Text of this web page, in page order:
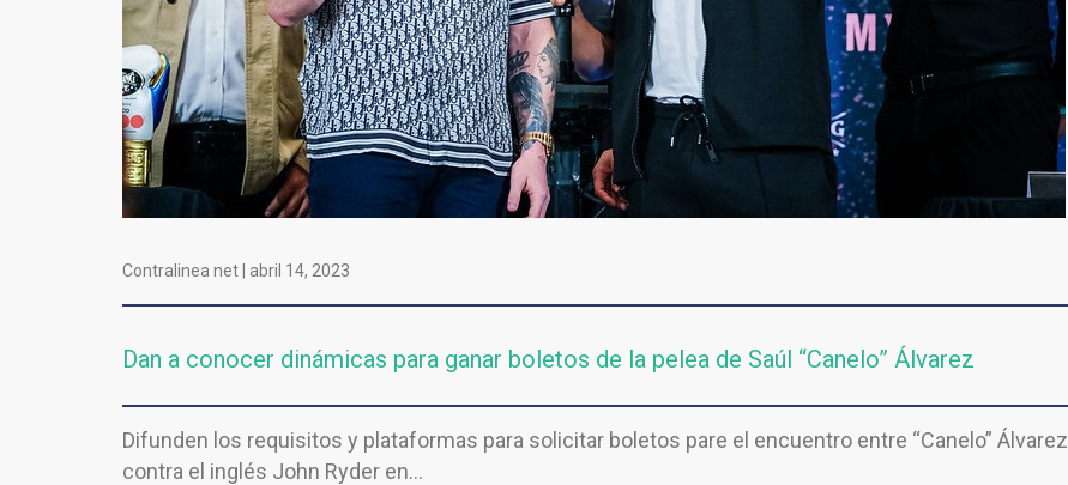
Contralinea net | abril 14, 2023
Dan a conocer dinámicas para ganar boletos de la pelea de Saúl “Canelo” Álvarez
Difunden los requisitos y plataformas para solicitar boletos pare el encuentro entre “Canelo” Álvarez
contra el inglés John Ryder en…